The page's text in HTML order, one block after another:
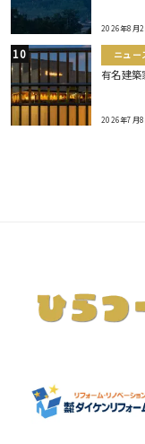
2026年8月2
ニュー
有名建築
2026年7月8